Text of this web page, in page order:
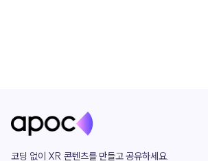
코딩 없이 XR 콘텐츠를 만들고 공유하세요.